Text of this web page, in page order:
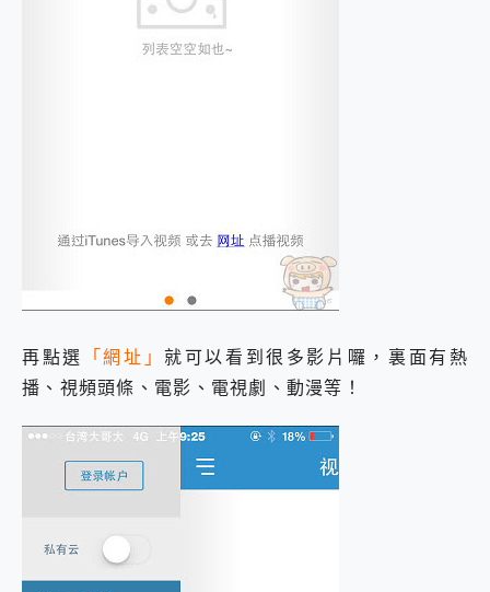
再點選 「網址」就可以看到很多影片囉，裏面有熱
播、視頻頭條、電影、電視劇、動漫等！